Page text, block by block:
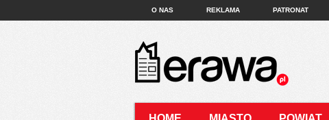
O NAS REKLAMA PATRONAT